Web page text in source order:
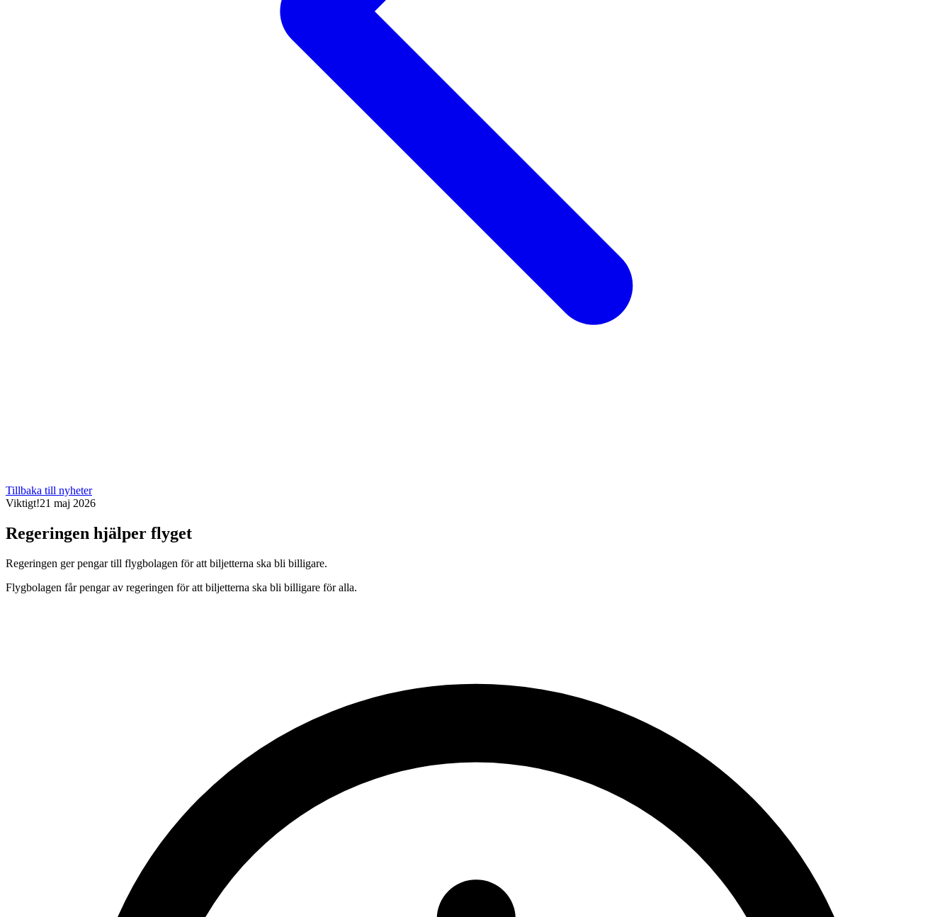
Tillbaka till nyheter
Viktigt!21 maj 2026
Regeringen hjälper flyget
Regeringen ger pengar till flygbolagen för att biljetterna ska bli billigare.
Flygbolagen får pengar av regeringen för att biljetterna ska bli billigare för alla.